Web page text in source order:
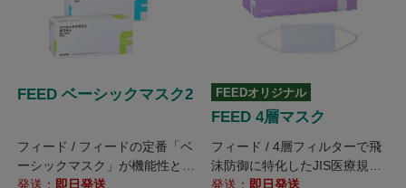
FEED ベーシックマスク2
フィード / フィードの定番「ベ
ーシックマスク」が機能性と品
質を改善してリニューアルしま
発送： 即日発送
FEEDオリジナル
FEED 4層マスク
フィード / 4層フィルターで飛
沫防御に特化したJIS医療規格
クラス2適合のマスク
発送： 即日発送